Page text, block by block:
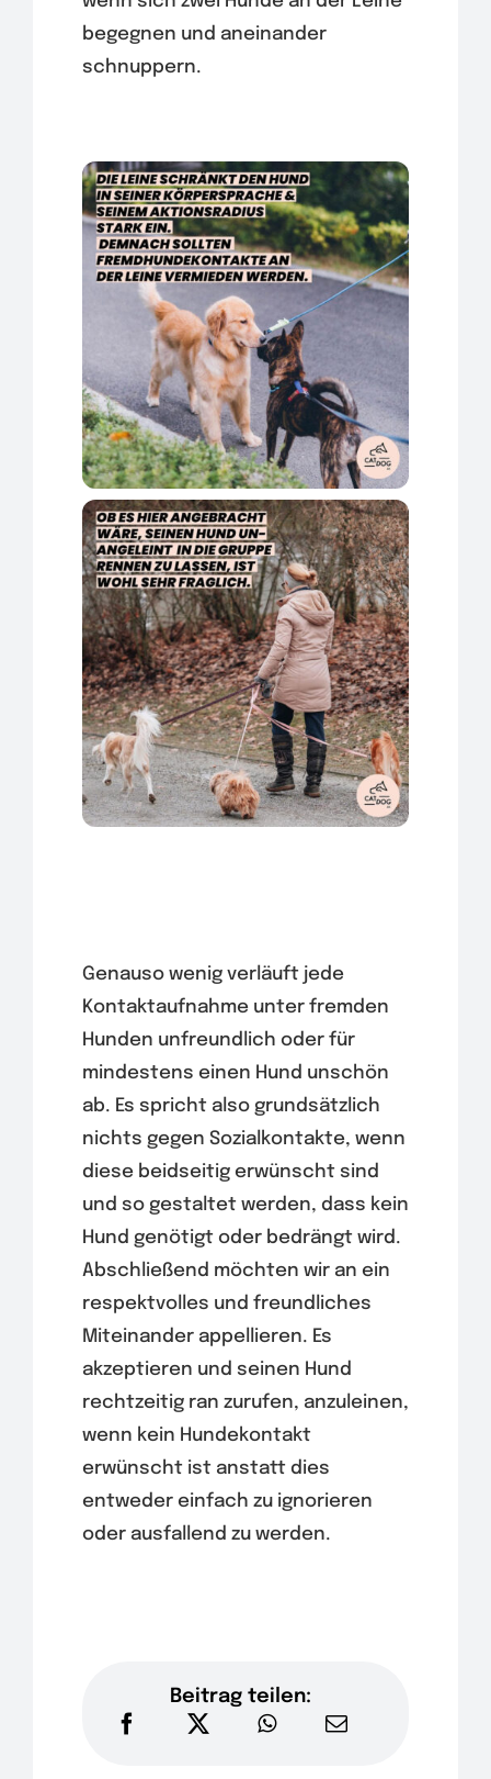
begegnen und aneinander
schnuppern.
Genauso wenig verläuft jede
Kontaktaufnahme unter fremden
Hunden unfreundlich oder für
mindestens einen Hund unschön
ab. Es spricht also grundsätzlich
nichts gegen Sozialkontakte, wenn
diese beidseitig erwünscht sind
und so gestaltet werden, dass kein
Hund genötigt oder bedrängt wird.
Abschließend möchten wir an ein
respektvolles und freundliches
Miteinander appellieren. Es
akzeptieren und seinen Hund
rechtzeitig ran zurufen, anzuleinen,
wenn kein Hundekontakt
erwünscht ist anstatt dies
entweder einfach zu ignorieren
oder ausfallend zu werden.
Beitrag teilen: